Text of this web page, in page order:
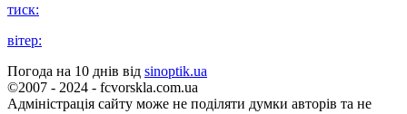
тиск:
вітер:
Погода на 10 днів від sinoptik.ua
©2007 - 2024 - fcvorskla.com.ua
Адміністрація сайту може не поділяти думки авторів та не